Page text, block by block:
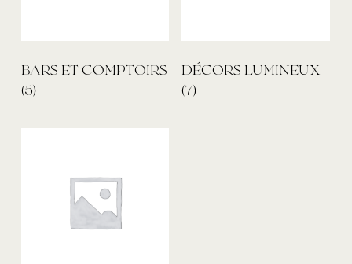
BARS ET COMPTOIRS
(5)
DÉCORS LUMINEUX
(7)